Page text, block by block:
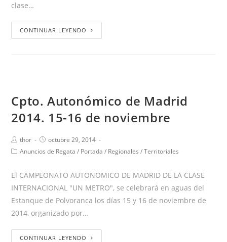
clase…
CONTINUAR LEYENDO
Cpto. Autonómico de Madrid
2014. 15-16 de noviembre
thor
octubre 29, 2014
Anuncios de Regata / Portada / Regionales / Territoriales
El CAMPEONATO AUTONOMICO DE MADRID DE LA CLASE
INTERNACIONAL "UN METRO", se celebrará en aguas del
Estanque de Polvoranca los días 15 y 16 de noviembre de
2014, organizado por…
CONTINUAR LEYENDO